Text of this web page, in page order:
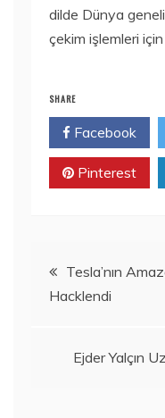
dilde Dünya
çekim işlemleri
SHARE
Facebook
Pinterest
Yazı
gezinmesi
Tesla’nın
Hacklendi
Ejder Yalçın